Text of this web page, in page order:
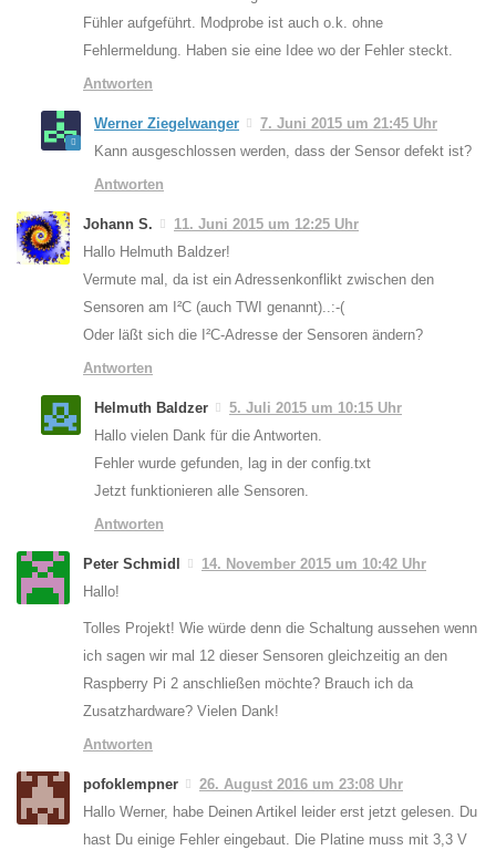
Fühler aufgeführt. Modprobe ist auch o.k. ohne
Fehlermeldung. Haben sie eine Idee wo der Fehler steckt.
Antworten
Werner Ziegelwanger
7. Juni 2015 um 21:45 Uhr
Kann ausgeschlossen werden, dass der Sensor defekt ist?
Antworten
Johann S.
11. Juni 2015 um 12:25 Uhr
Hallo Helmuth Baldzer!
Vermute mal, da ist ein Adressenkonflikt zwischen den
Sensoren am I²C (auch TWI genannt)..:-(
Oder läßt sich die I²C-Adresse der Sensoren ändern?
Antworten
Helmuth Baldzer
5. Juli 2015 um 10:15 Uhr
Hallo vielen Dank für die Antworten.
Fehler wurde gefunden, lag in der config.txt
Jetzt funktionieren alle Sensoren.
Antworten
Peter Schmidl
14. November 2015 um 10:42 Uhr
Hallo!
Tolles Projekt! Wie würde denn die Schaltung aussehen wenn
ich sagen wir mal 12 dieser Sensoren gleichzeitig an den
Raspberry Pi 2 anschließen möchte? Brauch ich da
Zusatzhardware? Vielen Dank!
Antworten
pofoklempner
26. August 2016 um 23:08 Uhr
Hallo Werner, habe Deinen Artikel leider erst jetzt gelesen. Du
hast Du einige Fehler eingebaut. Die Platine muss mit 3,3 V